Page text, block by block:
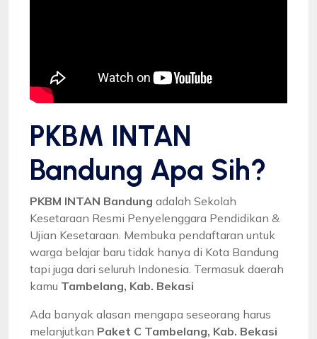
PKBM INTAN
Bandung Apa Sih?
PKBM INTAN Bandung adalah Sekolah
Kesetaraan Resmi Penyelenggara Pendidikan &
Ujian Kesetaraan. Membuka pendaftaran untuk
warga belajar baru tidak hanya di Kota Bandung
tapi juga dari seluruh Indonesia. Termasuk daerah
kamu Tambelang, Kab. Bekasi
Ada banyak alasan mengapa seseorang harus
melanjutkan Paket C Tambelang, Kab. Bekasi